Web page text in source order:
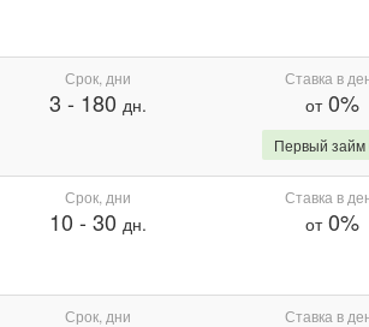
Срок, дни
3 - 180 дн.
Ставка в
от0%
Первый займ
Срок, дни
10 - 30 дн.
Ставка в
от0%
Срок, дни Ставка в